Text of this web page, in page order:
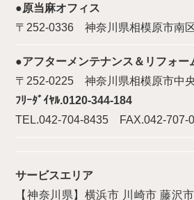
●原当麻オフィス
〒252-0336 神奈川県相模原市南
●アフターメンテナンス＆リフォー
〒252-0225 神奈川県相模原市中
ﾌﾘｰﾀﾞｲﾔﾙ.0120-344-184
TEL.042-704-8435 FAX.042-707-
サービスエリア
【神奈川県】横浜市 川崎市 藤沢